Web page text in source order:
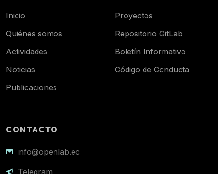
Inicio
Quiénes somos
Actividades
Noticias
Publicaciones
Proyectos
Repositorio GitLab
Boletín Informativo
Código de Conducta
CONTACTO
info@openlab.ec
Telegram